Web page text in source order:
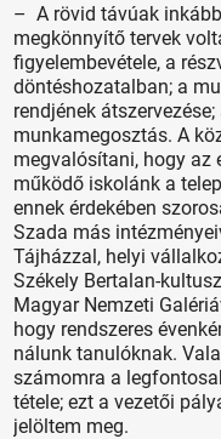
– A rövid távúak
megkönnyítő tervek
figyelembevétele, a
döntéshozatalban; a
rendjének
munkamegosztás. A
megvalósítani, hogy az
működő iskolánk a
ennek érdekében
Szada más
Tájházzal, helyi
Székely Bertalan-
Magyar Nemzeti
hogy rendszeres
nálunk tanulóknak.
számomra a
tétele; ezt a vezetői
jelöltem meg.